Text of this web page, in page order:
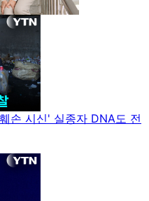
손 시신' 실종자 DNA도 전